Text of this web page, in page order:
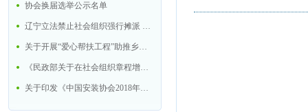
协会换届选举公示名单
辽宁立法禁止社会组织强行摊派 今后十情形属违法
关于开展“爱心帮扶工程”助推乡村振兴战略的工作方案
《民政部关于在社会组织章程增加党的建设和社会主义核心价值观有关内容通知》的解读
关于印发《中国安装协会2018年工作要点》的通知